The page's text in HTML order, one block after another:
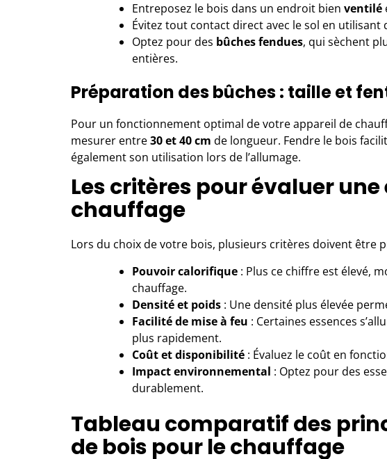
Entreposez le bois dans un endroit bien ventilé
Évitez tout contact direct avec le sol en utilisant
Optez pour des bûches fendues, qui sèchent
entières.
Préparation des bûches : taille et
Pour un fonctionnement optimal de votre appareil de
mesurer entre30 et 40 cm de longueur. Fendre le bois
également son utilisation lors de l’allumage.
Les critères pour évaluer une
chauffage
Lors du choix de votre bois, plusieurs critères doivent être
Pouvoir calorifique : Plus ce chiffre est élevé,
chauffage.
Densité et poids : Une densité plus élevée
Facilité de mise à feu : Certaines essences
plus rapidement.
Coût et disponibilité : Évaluez le coût en
Impact environnemental : Optez pour des
durablement.
Tableau comparatif des
de bois pour le chauffage